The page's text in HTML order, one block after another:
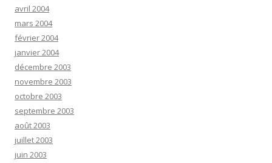
avril 2004
mars 2004
février 2004
janvier 2004
décembre 2003
novembre 2003
octobre 2003
septembre 2003
août 2003
juillet 2003
juin 2003